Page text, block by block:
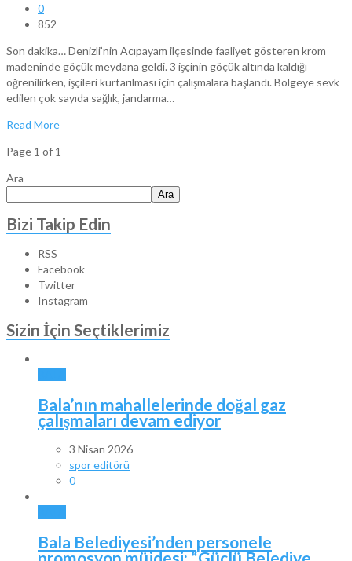
0
852
Son dakika… Denizli’nin Acıpayam ilçesinde faaliyet gösteren krom
madeninde göçük meydana geldi. 3 işçinin göçük altında kaldığı
öğrenilirken, işçileri kurtarılması için çalışmalara başlandı. Bölgeye sevk
edilen çok sayıda sağlık, jandarma…
Read More
Page 1 of 1
Ara
Ara
Bizi Takip Edin
RSS
Facebook
Twitter
Instagram
Sizin İçin Seçtiklerimiz
Bala’nın mahallelerinde doğal gaz
çalışmaları devam ediyor
3 Nisan 2026
spor editörü
0
Bala Belediyesi’nden personele